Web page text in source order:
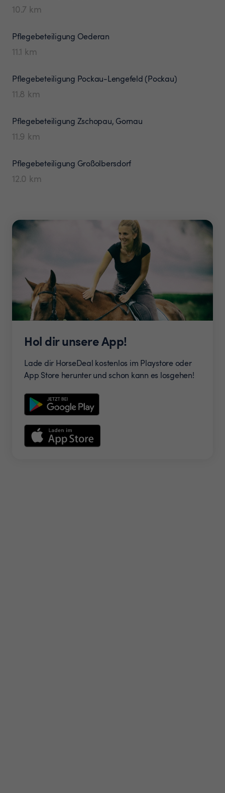
10.7 km
Pflegebeteiligung Oederan
11.1 km
Pflegebeteiligung Pockau-Lengefeld (Pockau)
11.8 km
Pflegebeteiligung Zschopau, Gornau
11.9 km
Pflegebeteiligung Großolbersdorf
12.0 km
Hol dir unsere App!
Lade dir HorseDeal kostenlos im Playstore oder
App Store herunter und schon kann es losgehen!